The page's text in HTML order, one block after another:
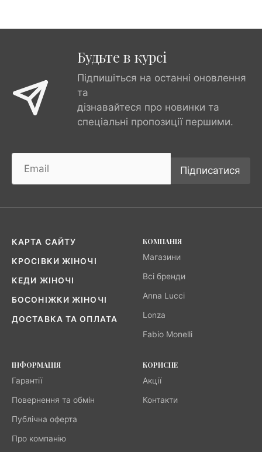
Будьте в курсі
Підпишіться на останні оновлення
та
дізнавайтеся про новинки та
спеціальні пропозиції першими.
Підписатися
КАРТА САЙТУ
КРОСІВКИ ЖІНОЧІ
КЕДИ ЖІНОЧІ
БОСОНІЖКИ ЖІНОЧІ
ДОСТАВКА ТА ОПЛАТА
КОМПАНІЯ
Магазини
Всі бренди
Anna Lucci
Lonza
Fabio Monelli
ІНФОРМАЦІЯ
Гарантії
Повернення та обмін
Публічна оферта
Про компанію
КОРИСНЕ
Акції
Контакти